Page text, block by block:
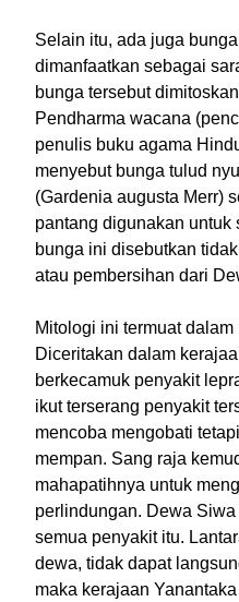
Selain itu, ada juga
dimanfaatkan sebagai
bunga tersebut
Pendharma wacana
penulis buku agama
menyebut bunga tulud
(Gardenia augusta Merr)
pantang digunakan untuk
bunga ini disebutkan
atau pembersihan dari
Mitologi ini termuat
Diceritakan dalam
berkecamuk penyakit
ikut terserang penyakit
mencoba mengobati
mempan. Sang raja
mahapatihnya untuk
perlindungan. Dewa
semua penyakit itu.
dewa, tidak dapat
maka kerajaan